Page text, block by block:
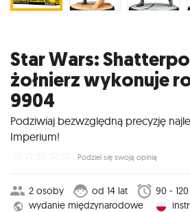
Star Wars:
żołnierz wykonuje
9904
Podziwiaj bezwzględną precyzję
Imperium!
Podziel się swoją opinią
2 osoby od 14 lat
90 -
wydanie międzynarodowe